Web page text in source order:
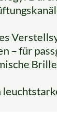
– für